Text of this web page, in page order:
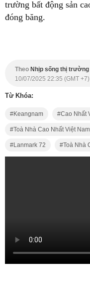
trường bất động sản
đóng băng.
Theo Nhịp sống thị trường
10/07/2025 22:35 (GMT +7)
Từ Khóa:
Keangnam Cao Nhất
Toà Nhà Cao Nhất Việt Nam
Lanmark 72 Toà Nhà